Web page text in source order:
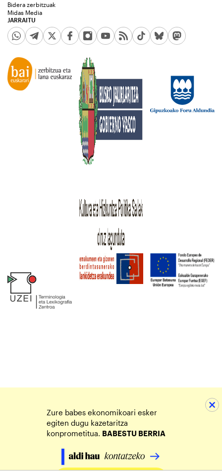
JARRAITU
Bidera zerbitzuak
Midas Media
Zure babes ekonomikoari esker
egiten dugu kazetaritza
konprometitua. BABESTU BERRIA